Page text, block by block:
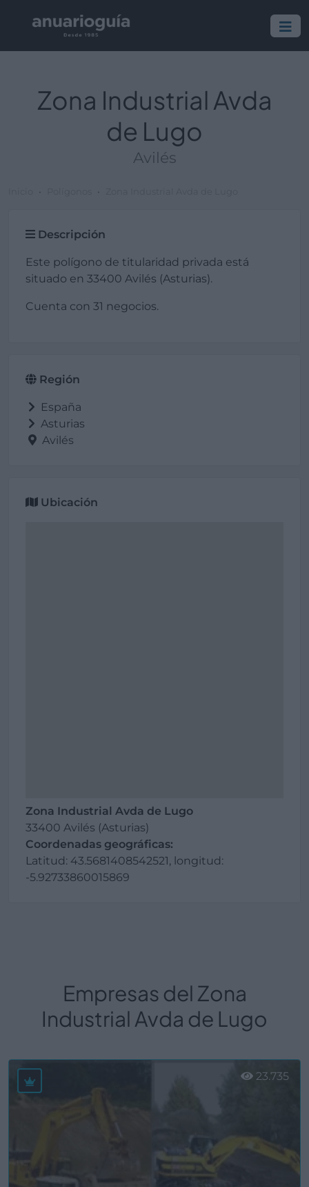
Zona Industrial Avda
de Lugo
Avilés
Descripción
Este polígono de titularidad privada está
situado en 33400 Avilés (Asturias).
Cuenta con 31 negocios.
Región
España
Asturias
Avilés
Ubicación
Zona Industrial Avda de Lugo
33400 Avilés (Asturias)
Coordenadas geográficas:
Latitud: 43.5681408542521, longitud:
-5.92733860015869
Empresas del Zona
Industrial Avda de Lugo
23.735